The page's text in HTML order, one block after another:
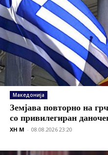
Македонија
Земјава повторно на
со привилегиран
XH M - 08.08.2026 23:20